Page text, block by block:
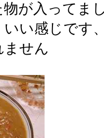
が入ってま
い感じです
せん